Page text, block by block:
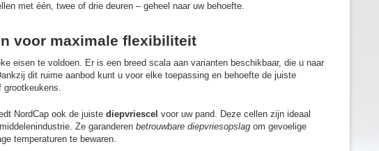
met één, twee of drie deuren – geheel naar uw behoefte.
voor maximale flexibiliteit
eisen te voldoen. Er is een breed scala aan varianten beschikbaar, die u naar
dit ruime aanbod kunt u voor elke toepassing en behoefte de juiste
grootkeukens.
NordCap ook de juiste diepvriescel voor uw pand. Deze cellen zijn ideaal
Ze garanderen betrouwbare diepvriesopslag om gevoelige
temperaturen te bewaren.